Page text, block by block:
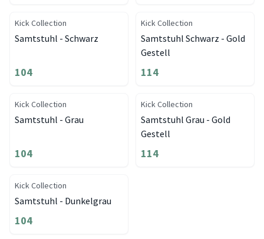
Kick Collection
Samtstuhl - Schwarz
104
Kick Collection
Samtstuhl Schwarz - Gold
Gestell
114
Kick Collection
Samtstuhl - Grau
104
Kick Collection
Samtstuhl Grau - Gold
Gestell
114
Kick Collection
Samtstuhl - Dunkelgrau
104